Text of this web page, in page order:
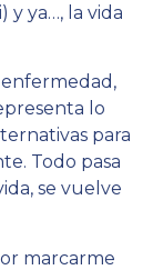
y ya…, la vida
enfermedad,
lo
para
Todo pasa
se vuelve
marcarme